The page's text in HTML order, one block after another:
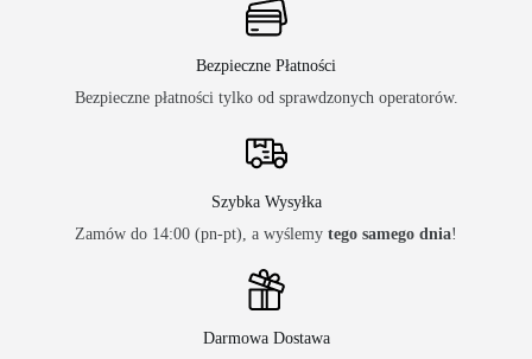
Bezpieczne Płatności
Bezpieczne płatności tylko od sprawdzonych operatorów.
Szybka Wysyłka
Zamów do 14:00 (pn-pt), a wyślemy tego samego dnia!
Darmowa Dostawa